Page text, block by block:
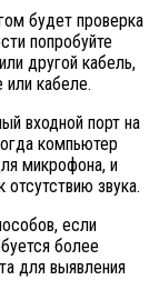
будет проверка
попробуйте
другой кабель,
кабеле.
входной порт на
компьютер
микрофона, и
звука.
если
более
для выявления